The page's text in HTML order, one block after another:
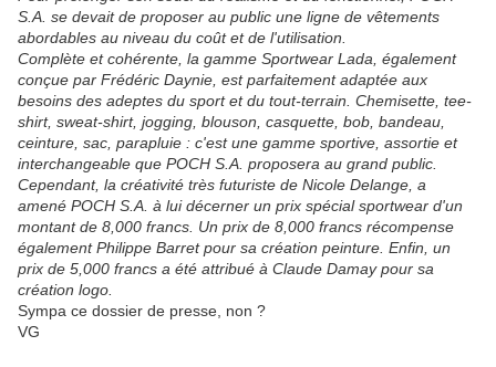
S.A. se devait de proposer au public une ligne de vêtements
abordables au niveau du coût et de l'utilisation.
Complète et cohérente, la gamme Sportwear Lada, également
conçue par Frédéric Daynie, est parfaitement adaptée aux
besoins des adeptes du sport et du tout-terrain. Chemisette, tee-
shirt, sweat-shirt, jogging, blouson, casquette, bob, bandeau,
ceinture, sac, parapluie : c'est une gamme sportive, assortie et
interchangeable que POCH S.A. proposera au grand public.
Cependant, la créativité très futuriste de Nicole Delange, a
amené POCH S.A. à lui décerner un prix spécial sportwear d'un
montant de 8,000 francs. Un prix de 8,000 francs récompense
également Philippe Barret pour sa création peinture. Enfin, un
prix de 5,000 francs a été attribué à Claude Damay pour sa
création logo.
Sympa ce dossier de presse, non ?
VG